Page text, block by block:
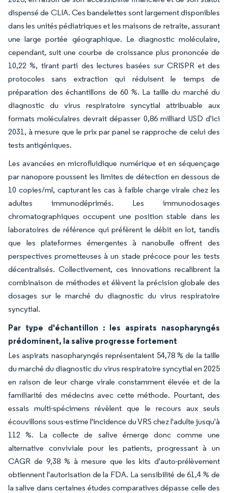
dispensé de CLIA. Ces bandelettes sont largement disponibles
dans les unités pédiatriques et les maisons de retraite, assurant
une large portée géographique. Le diagnostic moléculaire,
cependant, suit une courbe de croissance plus prononcée de
10,22 %, tirant parti des lectures basées sur CRISPR et des
protocoles sans extraction qui réduisent le temps de
préparation des échantillons de 60 %. La taille du marché du
diagnostic du virus respiratoire syncytial attribuable aux
formats moléculaires devrait dépasser 0,86 milliard USD d'ici
2031, à mesure que le prix par panel se rapproche de celui des
tests antigéniques.
Les avancées en microfluidique numérique et en séquençage
par nanopore poussent les limites de détection en dessous de
10 copies/ml, capturant les cas à faible charge virale chez les
adultes immunodéprimés. Les immunodosages
chromatographiques occupent une position stable dans les
laboratoires de référence qui préfèrent le débit en lot, tandis
que les plateformes émergentes à nanobulle offrent des
perspectives prometteuses à un stade précoce pour les tests
décentralisés. Collectivement, ces innovations recalibrent la
combinaison de méthodes et élèvent la précision globale des
dosages sur le marché du diagnostic du virus respiratoire
syncytial.
Par type d'échantillon : les aspirats nasopharyngés
prédominent, la salive progresse fortement
Les aspirats nasopharyngés représentaient 54,78 % de la taille
du marché du diagnostic du virus respiratoire syncytial en 2025
en raison de leur charge virale constamment élevée et de la
familiarité des médecins avec cette méthode. Pourtant, des
essais multi-spécimens révèlent que le recours aux seuls
écouvillons sous-estime l'incidence du VRS chez l'adulte jusqu'à
112 %. La collecte de salive émerge donc comme une
alternative conviviale pour les patients, progressant à un
CAGR de 9,38 % à mesure que les kits d'auto-prélèvement
obtiennent l'autorisation de la FDA. La sensibilité de 61,4 % de
la salive dans certaines études comparatives dépasse celle des